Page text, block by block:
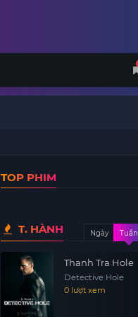
TOP PHIM
T. HÀNH Ngày Tuần
Thanh Tra Hole
Detective Hole
0 lượt xem